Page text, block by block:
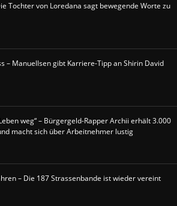
Tochter von Loredana sagt bewegende Worte zu
– Manuellsen gibt Karriere-Tipp an Shirin David
weg“ – Bürgergeld-Rapper Archii erhält 3.000
macht sich über Arbeitnehmer lustig
– Die 187 Strassenbande ist wieder vereint